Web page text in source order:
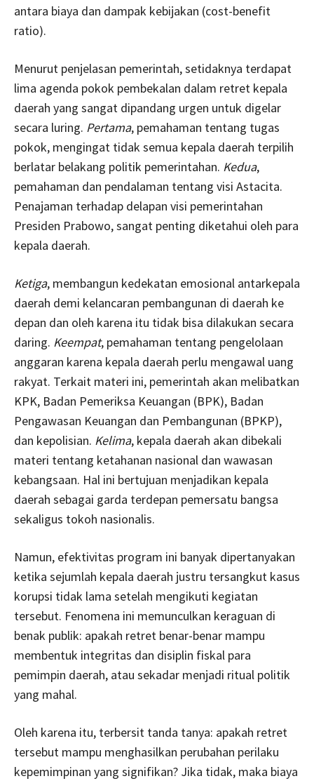
antara biaya dan dampak kebijakan (cost-benefit
ratio).
Menurut penjelasan pemerintah, setidaknya terdapat
lima agenda pokok pembekalan dalam retret kepala
daerah yang sangat dipandang urgen untuk digelar
secara luring. Pertama, pemahaman tentang tugas
pokok, mengingat tidak semua kepala daerah terpilih
berlatar belakang politik pemerintahan. Kedua,
pemahaman dan pendalaman tentang visi Astacita.
Penajaman terhadap delapan visi pemerintahan
Presiden Prabowo, sangat penting diketahui oleh para
kepala daerah.
Ketiga, membangun kedekatan emosional antarkepala
daerah demi kelancaran pembangunan di daerah ke
depan dan oleh karena itu tidak bisa dilakukan secara
daring. Keempat, pemahaman tentang pengelolaan
anggaran karena kepala daerah perlu mengawal uang
rakyat. Terkait materi ini, pemerintah akan melibatkan
KPK, Badan Pemeriksa Keuangan (BPK), Badan
Pengawasan Keuangan dan Pembangunan (BPKP),
dan kepolisian. Kelima, kepala daerah akan dibekali
materi tentang ketahanan nasional dan wawasan
kebangsaan. Hal ini bertujuan menjadikan kepala
daerah sebagai garda terdepan pemersatu bangsa
sekaligus tokoh nasionalis.
Namun, efektivitas program ini banyak dipertanyakan
ketika sejumlah kepala daerah justru tersangkut kasus
korupsi tidak lama setelah mengikuti kegiatan
tersebut. Fenomena ini memunculkan keraguan di
benak publik: apakah retret benar-benar mampu
membentuk integritas dan disiplin fiskal para
pemimpin daerah, atau sekadar menjadi ritual politik
yang mahal.
Oleh karena itu, terbersit tanda tanya: apakah retret
tersebut mampu menghasilkan perubahan perilaku
kepemimpinan yang signifikan? Jika tidak, maka biaya